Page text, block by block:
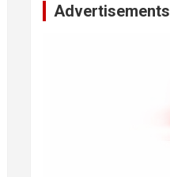
Advertisements